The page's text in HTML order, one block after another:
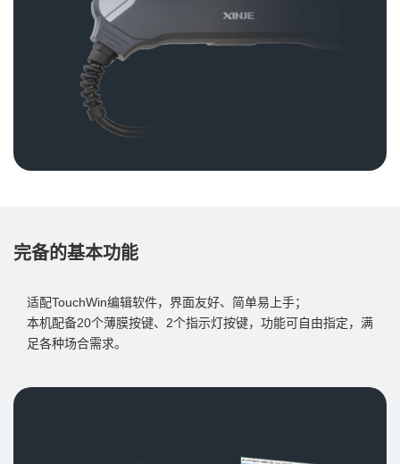
完备的基本功能
适配TouchWin编辑软件，界面友好、简单易上手；
本机配备20个薄膜按键、2个指示灯按键，功能可自由指定，满
足各种场合需求。